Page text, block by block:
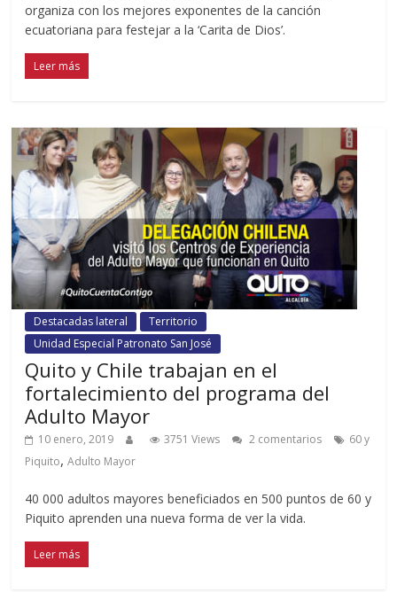
organiza con los mejores exponentes de la canción
ecuatoriana para festejar a la ‘Carita de Dios’.
Leer más
Destacadas lateral
Territorio
Unidad Especial Patronato San José
Quito y Chile trabajan en el
fortalecimiento del programa del
Adulto Mayor
10 enero, 2019 3751 Views 2 comentarios
60 y
Piquito,Adulto Mayor
40 000 adultos mayores beneficiados en 500 puntos de 60 y
Piquito aprenden una nueva forma de ver la vida.
Leer más